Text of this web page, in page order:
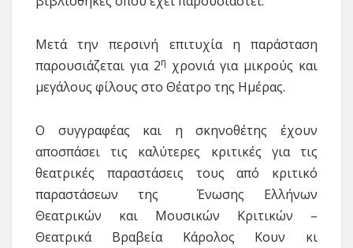
Μετά την περσινή επιτυχία η παράσταση
παρουσιάζεται για 2η χρονιά για μικρούς και
μεγάλους φίλους στο Θέατρο της Ημέρας.
Ο συγγραφέας και η σκηνοθέτης έχουν
αποσπάσει τις καλύτερες κριτικές για τις
θεατρικές παραστάσεις τους από κριτικό
παραστάσεων της Ένωσης Ελλήνων
Θεατρικών και Μουσικών Κριτικών –
Θεατρικά Βραβεία Κάρολος Κουν κι